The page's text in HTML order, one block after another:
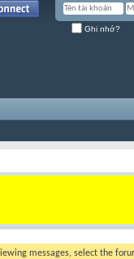
Ghi nhớ?
messages, select the